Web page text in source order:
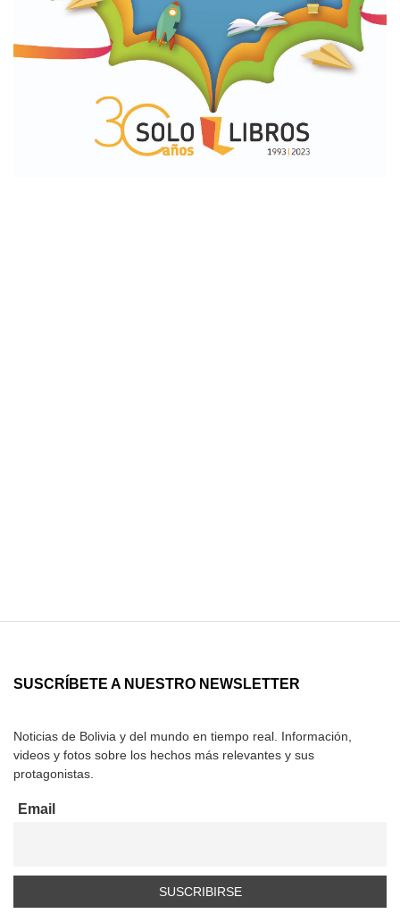
SUSCRÍBETE A NUESTRO NEWSLETTER
Noticias de Bolivia y del mundo en tiempo real. Información,
videos y fotos sobre los hechos más relevantes y sus
protagonistas.
Email